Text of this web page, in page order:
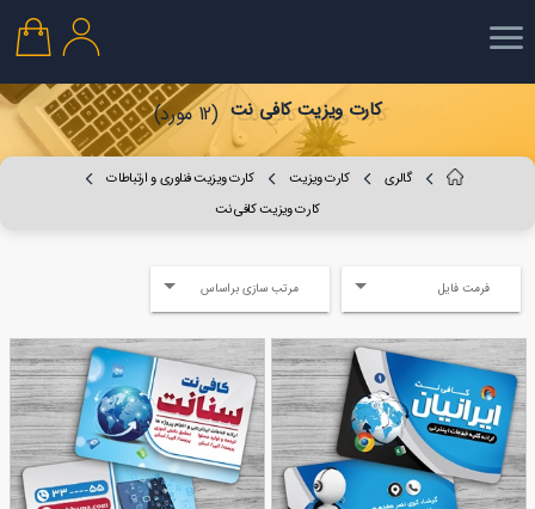
کارت ویزیت کافی نت (12 مورد)
گالری کارت ویزیت
کارت ویزیت فناوری و ارتباطات
کارت ویزیت کافی نت
فرمت فایل مرتب سازی براساس